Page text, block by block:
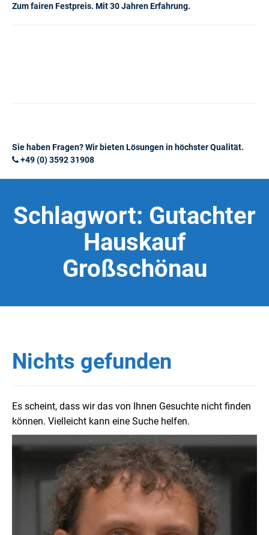
Zum fairen Festpreis. Mit 30 Jahren Erfahrung.
Sie haben Fragen? Wir bieten Lösungen in höchster Qualität.
+49 (0) 3592 31908
Schlagwort: Gutachter
Hauskauf
Großschönau
Nichts gefunden
Es scheint, dass wir das von Ihnen Gesuchte nicht finden
können. Vielleicht kann eine Suche helfen.